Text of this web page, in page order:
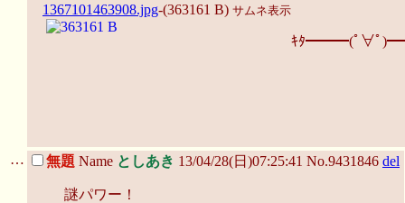
1367101463908.jpg-(363161 B) サムネ表示
ｷﾀ━━━(ﾟ∀ﾟ
… 無題 Name としあき 13/04/28(日)07:25:41 No.9431846 del
謎パワー！